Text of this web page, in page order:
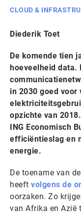
CLOUD &
Diederik Toet
De komende tien
hoeveelheid data.
in 2030 goed
opzichte van
ING Economisch
efficiëntieslag en
energie.
De toename van
heeft volgens de
oorzaken. Zo
van Afrika en Azië